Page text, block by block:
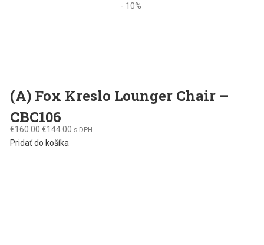
- 10%
(A) Fox Kreslo Lounger Chair –
CBC106
€160.00Original
price
€144.00 Current
s DPH
Pridať do košíka